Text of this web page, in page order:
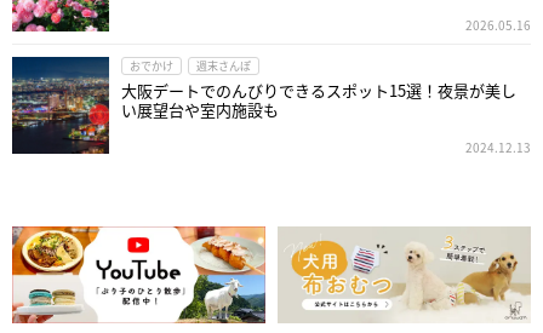
2026.05.16
おでかけ 週末さんぽ
大阪デートでのんびりできるスポット15選！夜景が美し
い展望台や室内施設も
2024.12.13